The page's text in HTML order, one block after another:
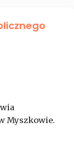
Myszkowie.